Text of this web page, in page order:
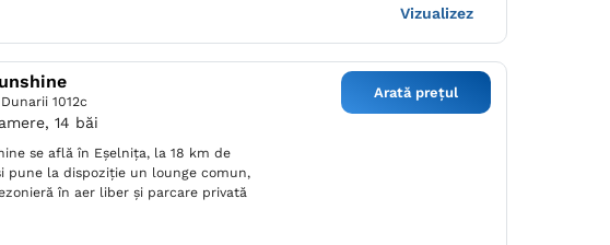
Vizualizez
1012c
14 băi
se află în Eșelnița, la 18 km de
pune la dispoziție un lounge comun,
în aer liber și parcare privată
Arată prețul